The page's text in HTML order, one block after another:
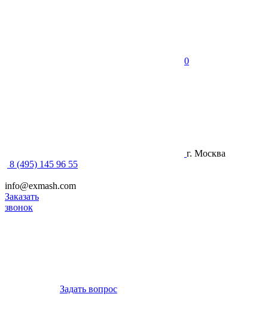
0
г. Москва
8 (495) 145 96 55
info@exmash.com
Заказать
звонок
Задать вопрос